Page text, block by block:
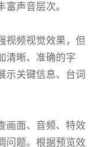
声音层次。
视频视觉效果，但
清晰、准确的字
示关键信息、台词
画面、音频、特效
问题。根据预览效